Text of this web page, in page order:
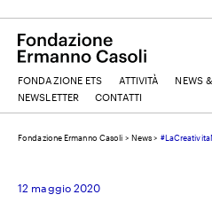
FONDAZIONE ETS ATTIVITÀ NEWS
NEWSLETTER
CONTATTI
Fondazione Ermanno Casoli > News>
12 maggio 2020